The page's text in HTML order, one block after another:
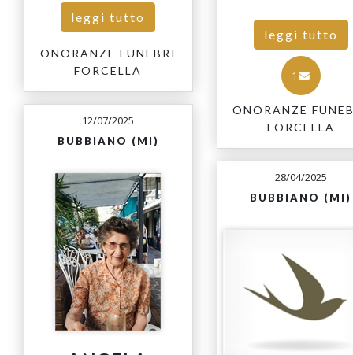
leggi tutto
ONORANZE FUNEBRI
FORCELLA
leggi tutto
1
ONORANZE
FORCELLA
12/07/2025
BUBBIANO (MI)
28/04/2025
BUBBIANO (MI)